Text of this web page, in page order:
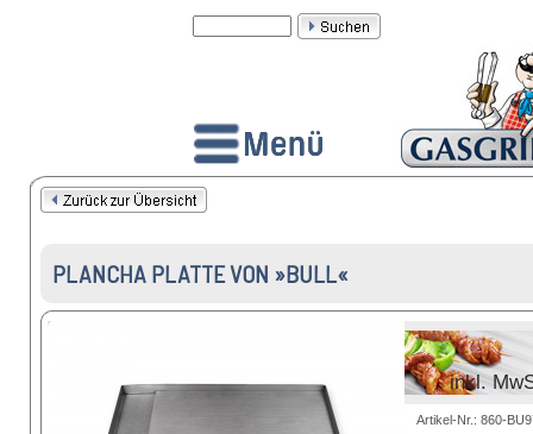
PLANCHA PLATTE VON »BULL«
inkl.
Artikel-Nr.: 860-